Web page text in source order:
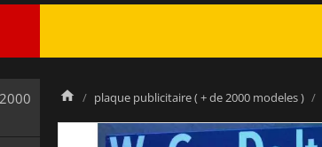
plaque publicitaire ( + de 2000 modeles )